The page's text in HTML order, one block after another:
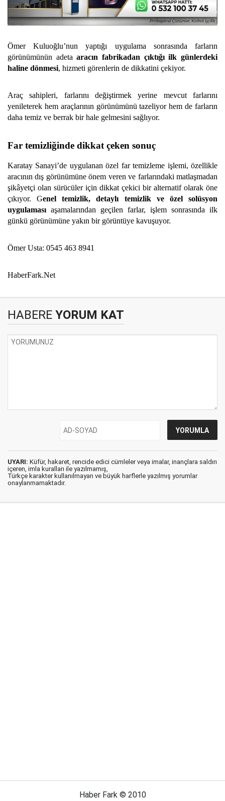
Ömer Kuluoğlu’nun yaptığı uygulama sonrasında farların
görünümünün adetaaracın fabrikadan çıktığı ilk günlerdeki
haline dönmesi, hizmeti görenlerin de dikkatini çekiyor.
Araç sahipleri, farlarını değiştirmek yerine mevcut farlarını
yenileterek hem araçlarının görünümünü tazeliyor hem de farların
daha temiz ve berrak bir hale gelmesini sağlıyor.
Far temizliğinde dikkat çeken sonuç
Karatay Sanayi’de uygulanan özel far temizleme işlemi, özellikle
aracının dış görünümüne önem veren ve farlarındaki matlaşmadan
şikâyetçi olan sürücüler için dikkat çekici bir alternatif olarak öne
çıkıyor. Genel temizlik, detaylı temizlik ve özel solüsyon
uygulaması aşamalarından geçilen farlar, işlem sonrasında ilk
günkü görünümüne yakın bir görüntüye kavuşuyor.
Ömer Usta: 0545 463 8941
HaberFark.Net
HABERE YORUM KAT
UYARI: Küfür, hakaret, rencide edici cümleler veya imalar, inançlara saldırı
içeren, imla kuralları ile yazılmamış,
Türkçe karakter kullanılmayan ve büyük harflerle yazılmış yorumlar
onaylanmamaktadır.
Haber Fark © 2010